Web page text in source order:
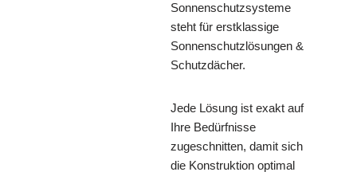
Sonnenschutzsysteme
steht für erstklassige
Sonnenschutzlösungen &
Schutzdächer.
Jede Lösung ist exakt auf
Ihre Bedürfnisse
zugeschnitten, damit sich
die Konstruktion optimal